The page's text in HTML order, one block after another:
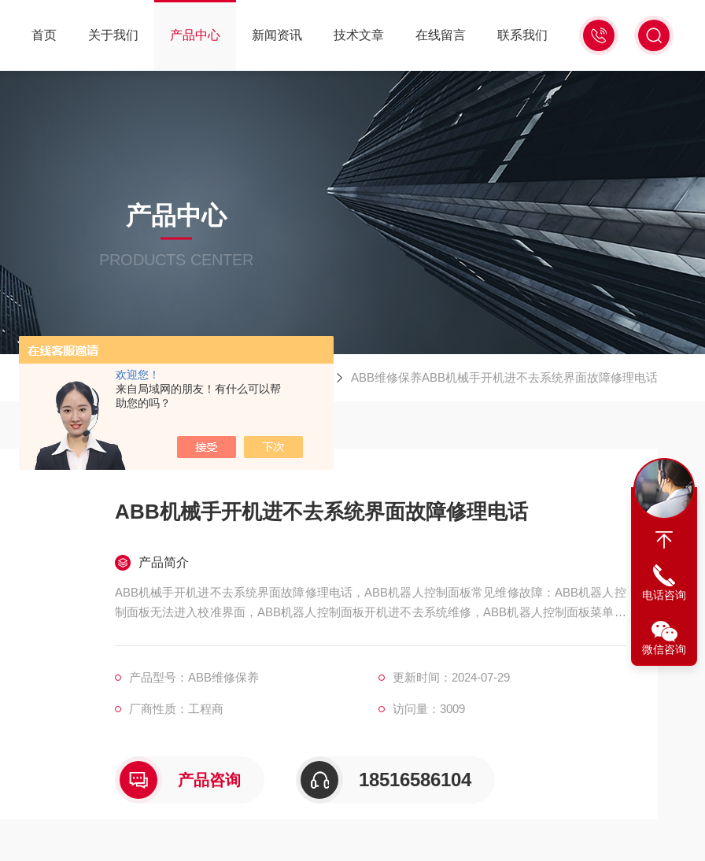
欢迎您！
来自局域网的朋友！有什么可以帮
助您的吗？
18516586104
微
首页 关于我们 产品中心 新闻资讯 技术文章 在线留言 联系我们
产品中心
PRODUCTS CENTER
首页 ABB维修保养ABB机械手开机进不去系统界面故障修理电话
ABB机械手开机进不去系统界面故障修理电话
产品简介
ABB机械手开机进不去系统界面故障修理电话，ABB机器人控制面板常见维修故障：ABB机器人控
制面板无法进入校准界面，ABB机器人控制面板开机进不去系统维修，ABB机器人控制面板菜单不
按键失效或者不灵维修，操作手柄卡死维修,
产品型号：ABB维修保养 更新时间：2024-07-29
厂商性质：工程商 访问量：3009
产品咨询 18516586104
电话咨询
微信咨询